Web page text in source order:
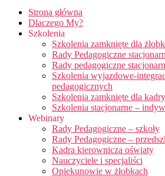
Strona główna
Dlaczego My?
Szkolenia
Szkolenia zamknięte dla
Rady Pedagogiczne
Rady pedagogiczne
Szkolenia wyjazdowe-
pedagogicznych
Szkolenia zamknięte dla
Szkolenia stacjonarne –
Webinary
Rady Pedagogiczne – szkoły
Rady Pedagogiczne –
Kadra kierownicza oświaty
Nauczyciele i specjaliści
Opiekunowie w żłobkach